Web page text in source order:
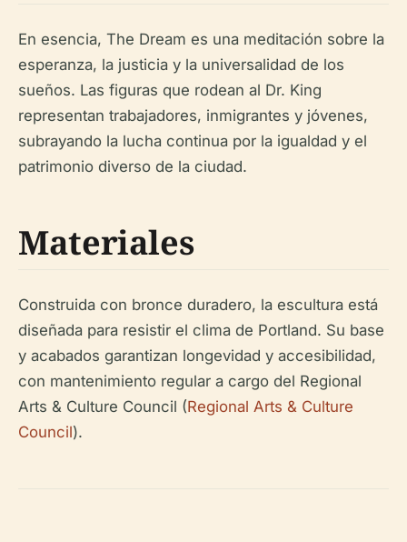
En esencia, The Dream es una meditación sobre la
esperanza, la justicia y la universalidad de los
sueños. Las figuras que rodean al Dr. King
representan trabajadores, inmigrantes y jóvenes,
subrayando la lucha continua por la igualdad y el
patrimonio diverso de la ciudad.
Materiales
Construida con bronce duradero, la escultura está
diseñada para resistir el clima de Portland. Su base
y acabados garantizan longevidad y accesibilidad,
con mantenimiento regular a cargo del Regional
Arts & Culture Council (Regional Arts & Culture
Council).